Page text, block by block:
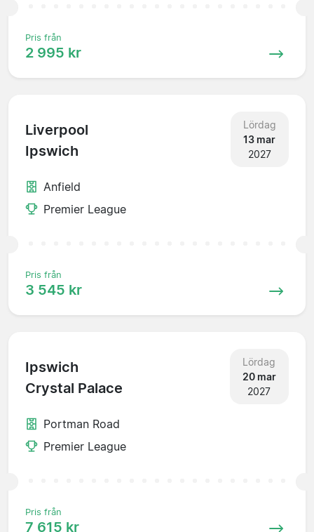
Pris från
2 995 kr
Liverpool
Ipswich
Lördag
13 mar
2027
Anfield
Premier League
Pris från
3 545 kr
Ipswich
Crystal Palace
Lördag
20 mar
2027
Portman Road
Premier League
Pris från
7 615 kr